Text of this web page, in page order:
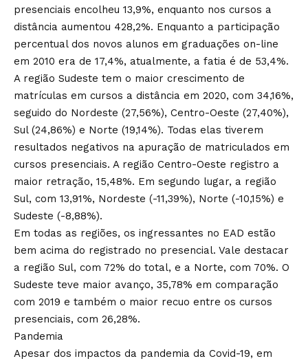
presenciais encolheu 13,9%, enquanto nos cursos a
distância aumentou 428,2%. Enquanto a participação
percentual dos novos alunos em graduações on-line
em 2010 era de 17,4%, atualmente, a fatia é de 53,4%.
A região Sudeste tem o maior crescimento de
matrículas em cursos a distância em 2020, com 34,16%,
seguido do Nordeste (27,56%), Centro-Oeste (27,40%),
Sul (24,86%) e Norte (19,14%). Todas elas tiverem
resultados negativos na apuração de matriculados em
cursos presenciais. A região Centro-Oeste registro a
maior retração, 15,48%. Em segundo lugar, a região
Sul, com 13,91%, Nordeste (-11,39%), Norte (-10,15%) e
Sudeste (-8,88%).
Em todas as regiões, os ingressantes no EAD estão
bem acima do registrado no presencial. Vale destacar
a região Sul, com 72% do total, e a Norte, com 70%. O
Sudeste teve maior avanço, 35,78% em comparação
com 2019 e também o maior recuo entre os cursos
presenciais, com 26,28%.
Pandemia
Apesar dos impactos da pandemia da Covid-19, em